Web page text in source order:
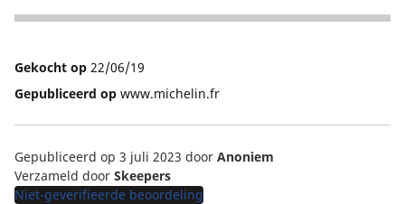
5
Gekocht op 22/06/19
Gepubliceerd op www.michelin.fr
Gepubliceerd op 3 juli 2023 door Anoniem
Verzameld door Skeepers
Niet-geverifieerde beoordeling